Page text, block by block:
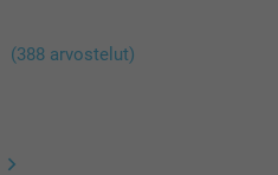
(388 arvostelut)